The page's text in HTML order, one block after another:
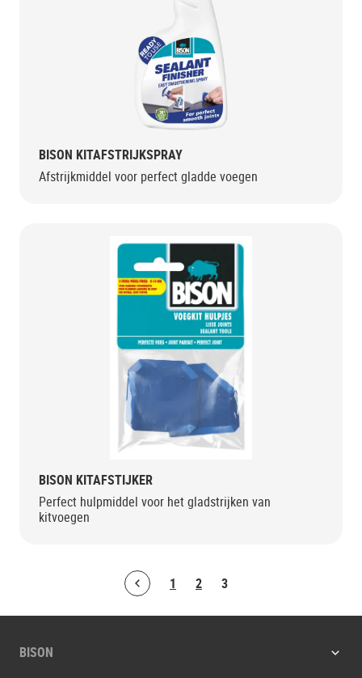
BISON KITAFSTRIJKSPRAY
Afstrijkmiddel voor perfect gladde voegen
BISON KITAFSTIJKER
Perfect hulpmiddel voor het gladstrijken van
kitvoegen
Bolton.ArticleList.PreviousPage 1 2 3
BISON